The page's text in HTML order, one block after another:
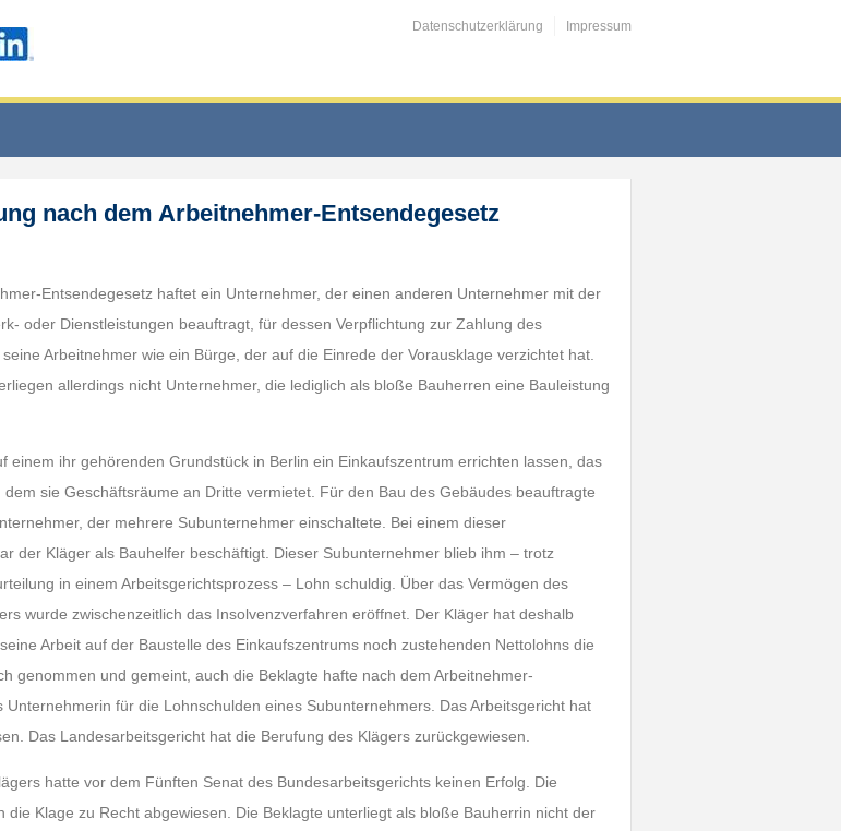
Datenschutzerklärung Impressum
nach dem Arbeitnehmer-Entsendegesetz
Entsendegesetz haftet ein Unternehmer, der einen anderen Unternehmer mit der
oder Dienstleistungen beauftragt, für dessen Verpflichtung zur Zahlung des
Arbeitnehmer wie ein Bürge, der auf die Einrede der Vorausklage verzichtet hat.
allerdings nicht Unternehmer, die lediglich als bloße Bauherren eine Bauleistung
einem ihr gehörenden Grundstück in Berlin ein Einkaufszentrum errichten lassen, das
dem sie Geschäftsräume an Dritte vermietet. Für den Bau des Gebäudes beauftragte
der mehrere Subunternehmer einschaltete. Bei einem dieser
der Kläger als Bauhelfer beschäftigt. Dieser Subunternehmer blieb ihm – trotz
in einem Arbeitsgerichtsprozess – Lohn schuldig. Über das Vermögen des
wurde zwischenzeitlich das Insolvenzverfahren eröffnet. Der Kläger hat deshalb
Arbeit auf der Baustelle des Einkaufszentrums noch zustehenden Nettolohns die
genommen und gemeint, auch die Beklagte hafte nach dem Arbeitnehmer-
Unternehmerin für die Lohnschulden eines Subunternehmers. Das Arbeitsgericht hat
Das Landesarbeitsgericht hat die Berufung des Klägers zurückgewiesen.
hatte vor dem Fünften Senat des Bundesarbeitsgerichts keinen Erfolg. Die
die Klage zu Recht abgewiesen. Die Beklagte unterliegt als bloße Bauherrin nicht der